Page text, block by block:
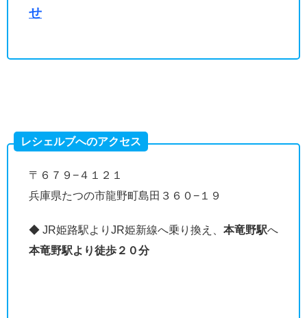
せ
レシェルブへのアクセス
〒６７９−４１２１
兵庫県たつの市龍野町島田３６０−１９
◆ JR姫路駅よりJR姫新線へ乗り換え、 本竜野駅へ
本竜野駅より徒歩２０分